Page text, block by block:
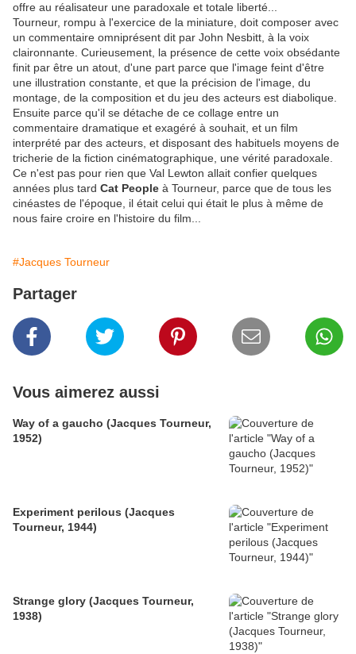
offre au réalisateur une paradoxale et totale liberté...
Tourneur, rompu à l'exercice de la miniature, doit composer avec
un commentaire omniprésent dit par John Nesbitt, à la voix
claironnante. Curieusement, la présence de cette voix obsédante
finit par être un atout, d'une part parce que l'image feint d'être
une illustration constante, et que la précision de l'image, du
montage, de la composition et du jeu des acteurs est diabolique.
Ensuite parce qu'il se détache de ce collage entre un
commentaire dramatique et exagéré à souhait, et un film
interprété par des acteurs, et disposant des habituels moyens de
tricherie de la fiction cinématographique, une vérité paradoxale.
Ce n'est pas pour rien que Val Lewton allait confier quelques
années plus tard Cat People à Tourneur, parce que de tous les
cinéastes de l'époque, il était celui qui était le plus à même de
nous faire croire en l'histoire du film...
#Jacques Tourneur
Partager
Vous aimerez aussi
Way of a gaucho (Jacques Tourneur,
1952)
Experiment perilous (Jacques
Tourneur, 1944)
Strange glory (Jacques Tourneur,
1938)